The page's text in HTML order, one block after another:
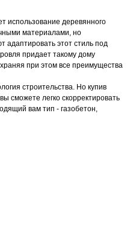
использование деревянного
материалами, но
адаптировать этот стиль под
придает такому дому
при этом все преимущества
строительства. Но купив
сможете легко скорректировать
вам тип - газобетон,